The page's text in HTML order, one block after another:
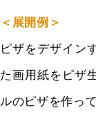
＜展開例＞
ピザをデザイン
た画用紙をピザ
ルのピザを作っ